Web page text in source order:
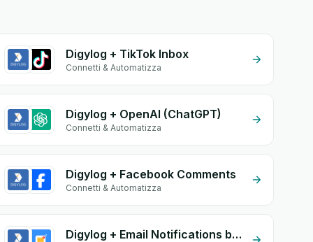
Digylog + TikTok Inbox
Connetti & Automatizza
Digylog + OpenAI (ChatGPT)
Connetti & Automatizza
Digylog + Facebook Comments
Connetti & Automatizza
Digylog + Email Notifications by eGrow